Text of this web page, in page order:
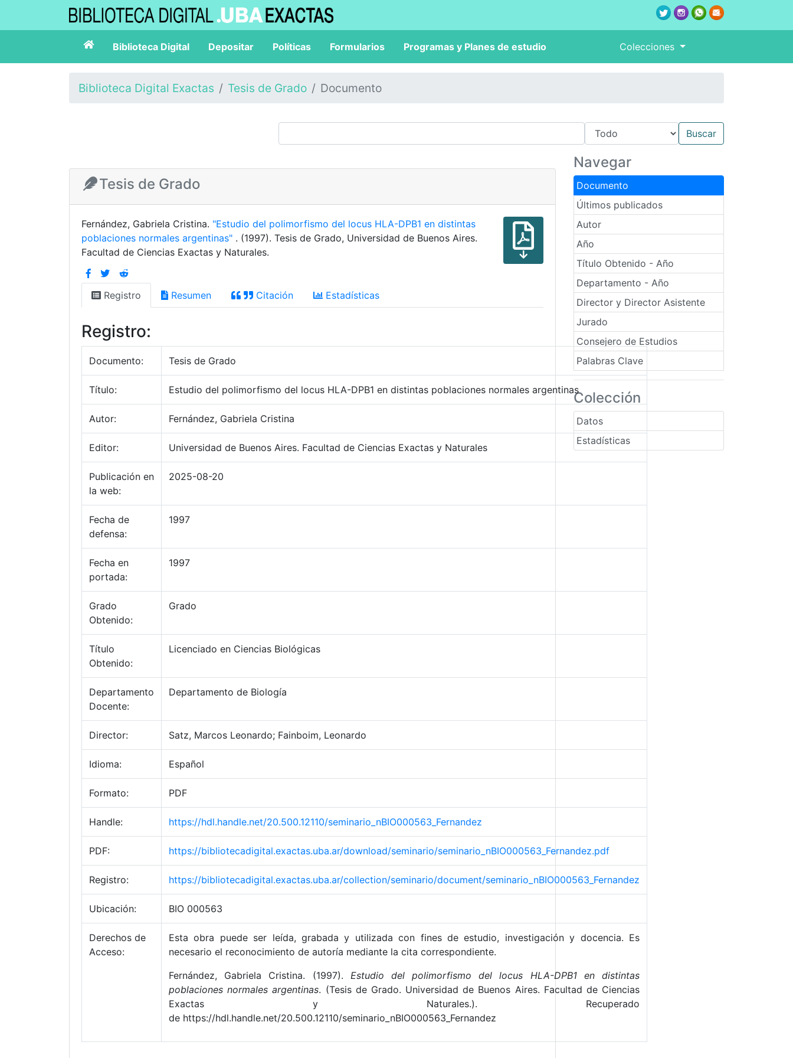
Biblioteca Digital Depositar Políticas Formularios Programas y Planes de estudio Colecciones
Biblioteca Digital Exactas Tesis de Grado Documento
Navegar
Documento
Últimos publicados
Autor
Año
Título Obtenido - Año
Departamento - Año
Director y Director Asistente
Jurado
Consejero de Estudios
Palabras Clave
Colección
Datos
Estadísticas
Tesis de Grado
Fernández, Gabriela Cristina. "Estudio del polimorfismo del locus HLA-DPB1 en distintas
poblaciones normales argentinas" . (1997). Tesis de Grado, Universidad de Buenos Aires.
Facultad de Ciencias Exactas y Naturales.
Registro Resumen Citación Estadísticas
Registro:
Documento: Tesis de Grado
Título: Estudio del polimorfismo del locus HLA-DPB1 en distintas poblaciones normales argentinas
Autor: Fernández, Gabriela Cristina
Editor: Universidad de Buenos Aires. Facultad de Ciencias Exactas y Naturales
Publicación en
la web:
2025-08-20
Fecha de
defensa:
1997
Fecha en
portada:
1997
Grado
Obtenido:
Grado
Título
Obtenido:
Licenciado en Ciencias Biológicas
Departamento
Docente:
Departamento de Biología
Director: Satz, Marcos Leonardo; Fainboim, Leonardo
Idioma: Español
Formato: PDF
Handle: https://hdl.handle.net/20.500.12110/seminario_nBIO000563_Fernandez
PDF: https://bibliotecadigital.exactas.uba.ar/download/seminario/seminario_nBIO000563_Fernandez.pdf
Registro: https://bibliotecadigital.exactas.uba.ar/collection/seminario/document/seminario_nBIO000563_Fernandez
Ubicación: BIO 000563
Derechos de
Acceso:
Esta obra puede ser leída, grabada y utilizada con fines de estudio, investigación y docencia. Es
necesario el reconocimiento de autoría mediante la cita correspondiente.
Fernández, Gabriela Cristina. (1997). Estudio del polimorfismo del locus HLA-DPB1 en distintas
poblaciones normales argentinas. (Tesis de Grado. Universidad de Buenos Aires. Facultad de Ciencias
Exactas y Naturales.). Recuperado
de https://hdl.handle.net/20.500.12110/seminario_nBIO000563_Fernandez